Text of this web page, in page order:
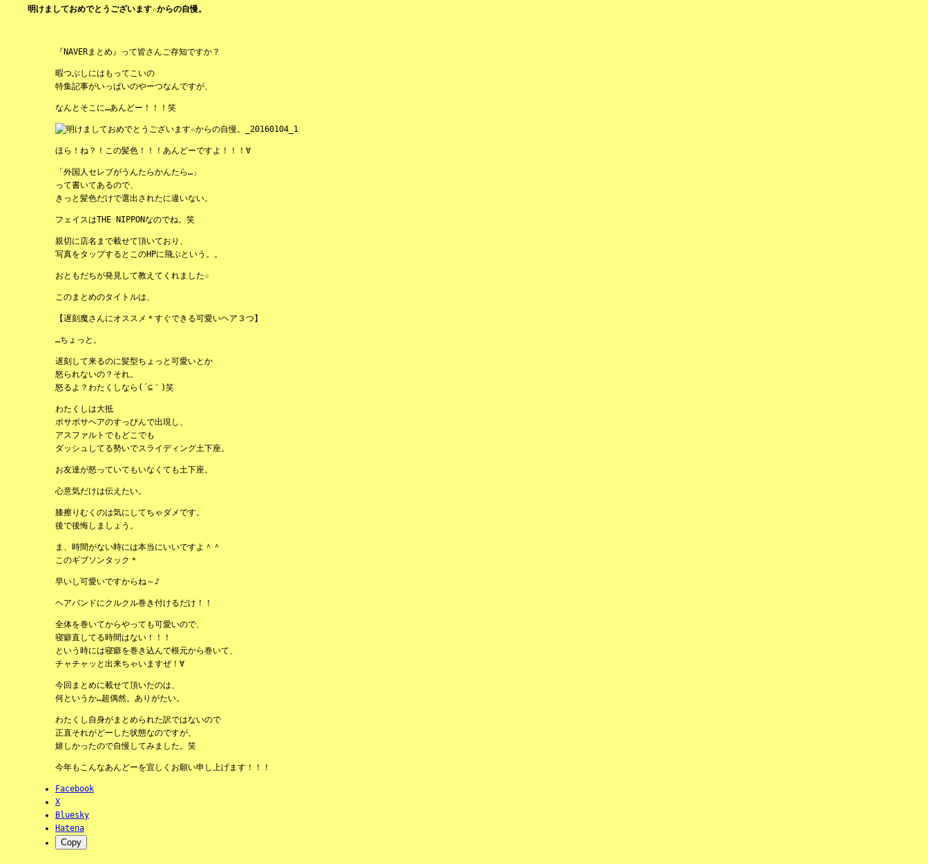
明けましておめでとうございます☆からの自慢。
『NAVERまとめ』って皆さんご存知ですか？
暇つぶしにはもってこいの
特集記事がいっぱいのやーつなんですが、
なんとそこに…あんどー！！！笑
ほら！ね？！この髪色！！！あんどーですよ！！！∀
「外国人セレブがうんたらかんたら…」
って書いてあるので、
きっと髪色だけで選出されたに違いない。
フェイスはTHE NIPPONなのでね。笑
親切に店名まで載せて頂いており、
写真をタップするとこのHPに飛ぶという。。
おともだちが発見して教えてくれました☆
このまとめのタイトルは、
【遅刻魔さんにオススメ＊すぐできる可愛いヘア３つ】
…ちょっと。
遅刻して来るのに髪型ちょっと可愛いとか
怒られないの？それ。
怒るよ？わたくしなら(´⊆｀)笑
わたくしは大抵
ボサボサヘアのすっぴんで出現し、
アスファルトでもどこでも
ダッシュしてる勢いでスライディング土下座。
お友達が怒っていてもいなくても土下座。
心意気だけは伝えたい。
膝擦りむくのは気にしてちゃダメです。
後で後悔しましょう。
ま、時間がない時には本当にいいですよ＾＾
このギブソンタック＊
早いし可愛いですからね～♪
ヘアバンドにクルクル巻き付けるだけ！！
全体を巻いてからやっても可愛いので、
寝癖直してる時間はない！！！
という時には寝癖を巻き込んで根元から巻いて、
チャチャッと出来ちゃいますぜ！∀
今回まとめに載せて頂いたのは、
何というか…超偶然。ありがたい。
わたくし自身がまとめられた訳ではないので
正直それがどーした状態なのですが、
嬉しかったので自慢してみました。笑
今年もこんなあんどーを宜しくお願い申し上げます！！！
Facebook
X
Bluesky
Hatena
Copy